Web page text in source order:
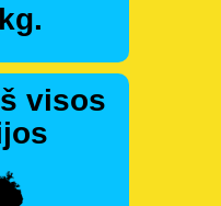
visos